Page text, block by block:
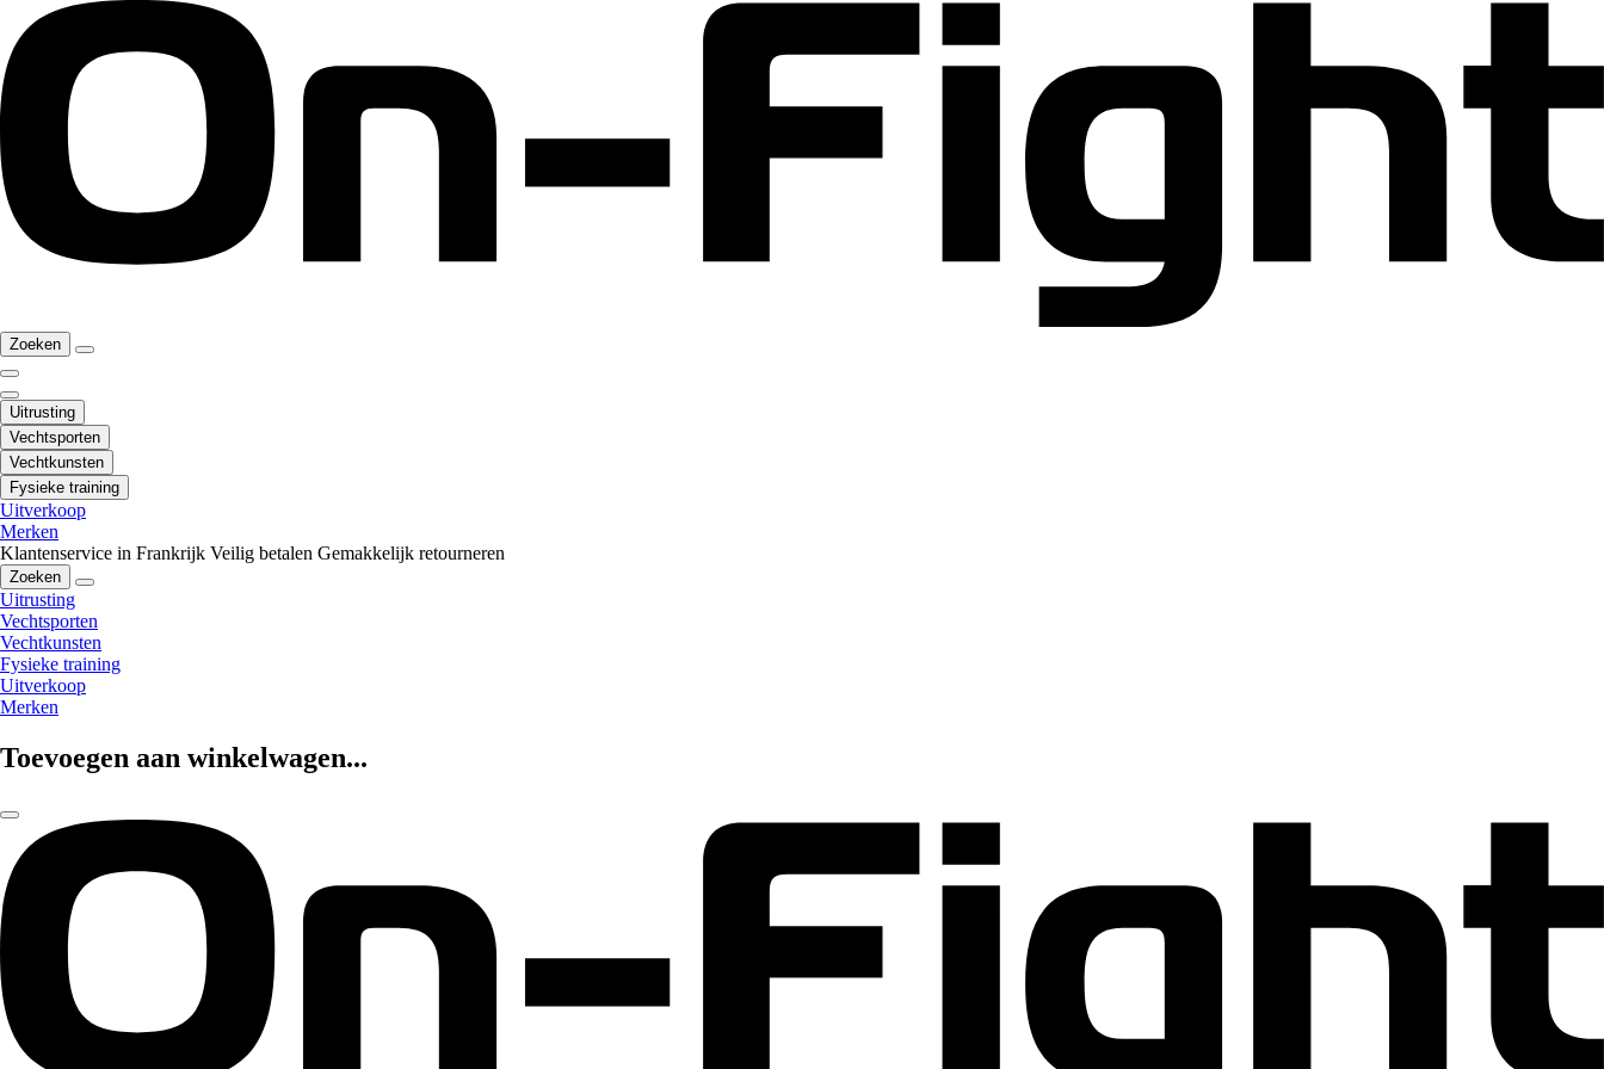
Zoeken
Uitrusting
Vechtsporten
Vechtkunsten
Fysieke training
Uitverkoop
Merken
Klantenservice in Frankrijk Veilig betalen Gemakkelijk retourneren
Zoeken
Uitrusting
Vechtsporten
Vechtkunsten
Fysieke training
Uitverkoop
Merken
Toevoegen aan winkelwagen...